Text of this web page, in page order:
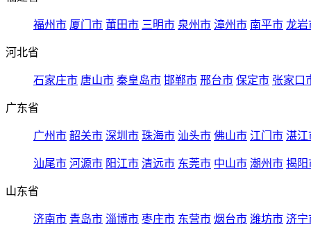
福州市 厦门市 莆田市 三明市 泉州市 漳州市 南平市 龙岩
河北省
石家庄市 唐山市 秦皇岛市 邯郸市 邢台市 保定市 张家口
广东省
广州市 韶关市 深圳市 珠海市 汕头市 佛山市 江门市 湛江
汕尾市 河源市 阳江市 清远市 东莞市 中山市 潮州市 揭阳
山东省
济南市 青岛市 淄博市 枣庄市 东营市 烟台市 潍坊市 济宁